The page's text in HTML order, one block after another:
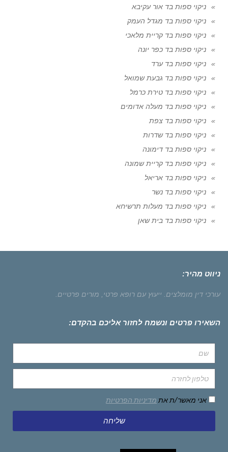
ניקוי ספות בד אור עקיבא
ניקוי ספות בד מגדל העמק
ניקוי ספות בד קריית מלאכי
ניקוי ספות בד כפר יונה
ניקוי ספות בד ערד
ניקוי ספות בד גבעת שמואל
ניקוי ספות בד טירת כרמל
ניקוי ספות בד מעלה אדומים
ניקוי ספות בד צפת
ניקוי ספות בד שדרות
ניקוי ספות בד דימונה
ניקוי ספות בד קריית שמונה
ניקוי ספות בד אריאל
ניקוי ספות בד נשר
ניקוי ספות בד מעלות תרשיחא
ניקוי ספות בד בית שאן
ניווט מהיר:
עורכי דין מומלצים. ייעוץ עם רופא פרטי, מורים פרטיים.
השאירו פרטים ונשמח לחזור אליכם בהקדם:
אני מאשר/ת את מדיניות הפרטיות
שליחה